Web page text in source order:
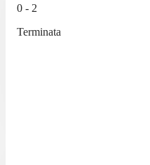
0 - 2
Terminata